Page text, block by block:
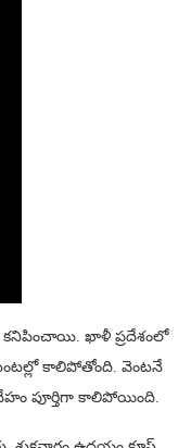
కనిపించాయి. ఖాళీ ప్రదేశంలో
కాలిపోతోంది. వెంటనే
పూర్తిగా కాలిపోయింది.